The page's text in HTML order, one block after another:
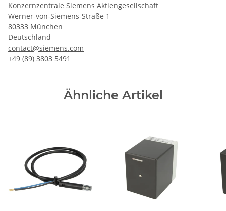
Konzernzentrale Siemens Aktiengesellschaft
Werner-von-Siemens-Straße 1
80333 München
Deutschland
contact@siemens.com
+49 (89) 3803 5491
Ähnliche Artikel